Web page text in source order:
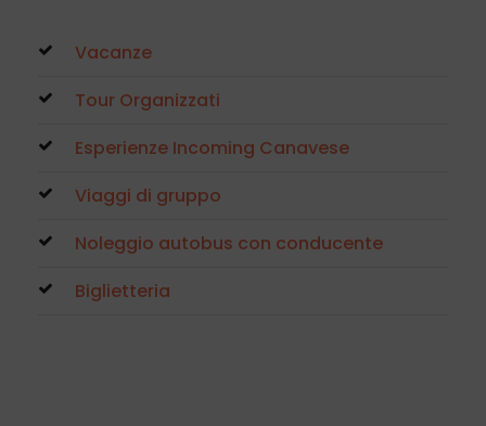
Vacanze
Tour Organizzati
Esperienze Incoming Canavese
Viaggi di gruppo
Noleggio autobus con conducente
Biglietteria